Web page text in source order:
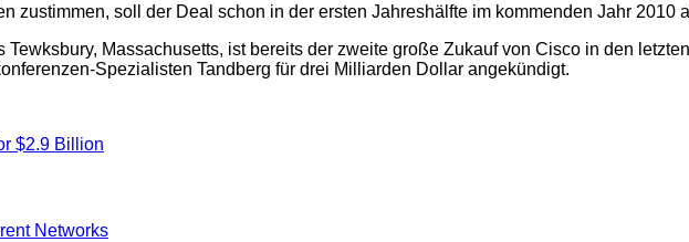
zustimmen, soll der Deal schon in der ersten Jahreshälfte im kommenden Jahr 2010
Massachusetts, ist bereits der zweite große Zukauf von Cisco in den
Spezialisten Tandberg für drei Milliarden Dollar angekündigt.
$2.9 Billion
Networks